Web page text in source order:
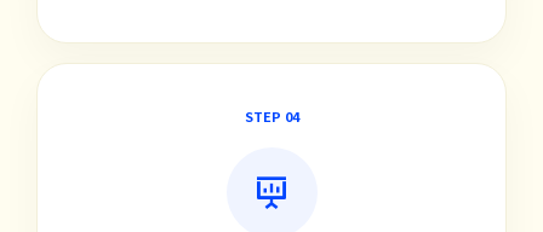
STEP 04